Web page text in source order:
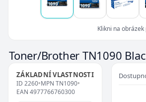
Klikni na
Toner/Brother TN1090
ZÁKLADNÍ VLASTNOSTI
ID 2260•MPN TN1090•
EAN 4977766760300